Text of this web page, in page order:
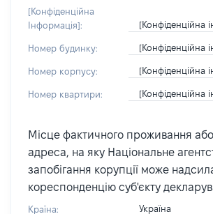
[Конфіденційна
Інформація]:
[Конфіденційна
Номер будинку: [Конфіденційна
Номер корпусу: [Конфіденційна
Номер квартири: [Конфіденційна
Місце фактичного проживання
адреса, на яку Національне
запобігання корупції може
кореспонденцію суб'єкту
Країна: Україна